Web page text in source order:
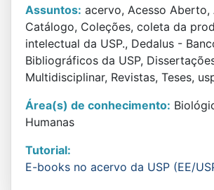
Assuntos: acervo, Acesso Aberto,
Catálogo, Coleções, coleta da
intelectual da USP., Dedalus -
Bibliográficos da USP,
Multidisciplinar, Revistas, Teses,
Área(s) de conhecimento:
Humanas
Tutorial:
E-books no acervo da USP (EE/